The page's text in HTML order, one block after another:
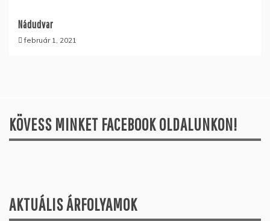
Nádudvar
február 1, 2021
KÖVESS MINKET FACEBOOK OLDALUNKON!
AKTUÁLIS ÁRFOLYAMOK